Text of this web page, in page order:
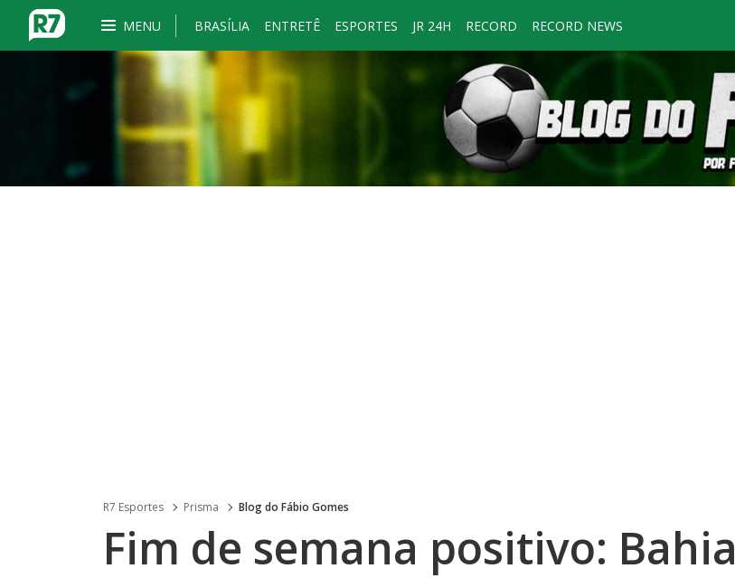
MENU BRASÍLIA ENTRETÊ ESPORTES JR 24H RECORD RECORD NEWS
R7 Esportes Prisma Blog do Fábio Gomes
Fim de semana positivo: Bahia